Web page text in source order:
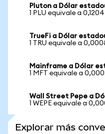
Pluton a Dólar
1 PLU equivale a 0,1204
TrueFi a Dólar
1 TRU equivale a
Mainframe a Dólar
1 MFT equivale a
Wall Street Pepe a
1 WEPE equivale a
Explorar más